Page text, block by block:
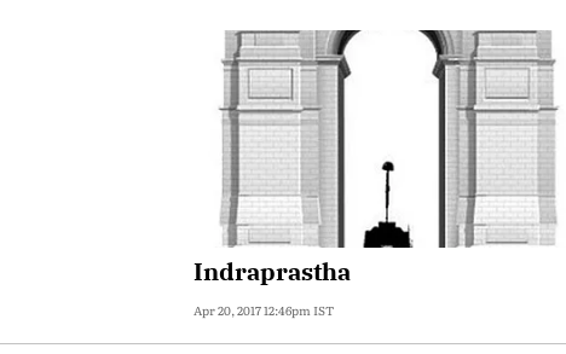
Indraprastha
Apr 20, 2017 12:46pm IST